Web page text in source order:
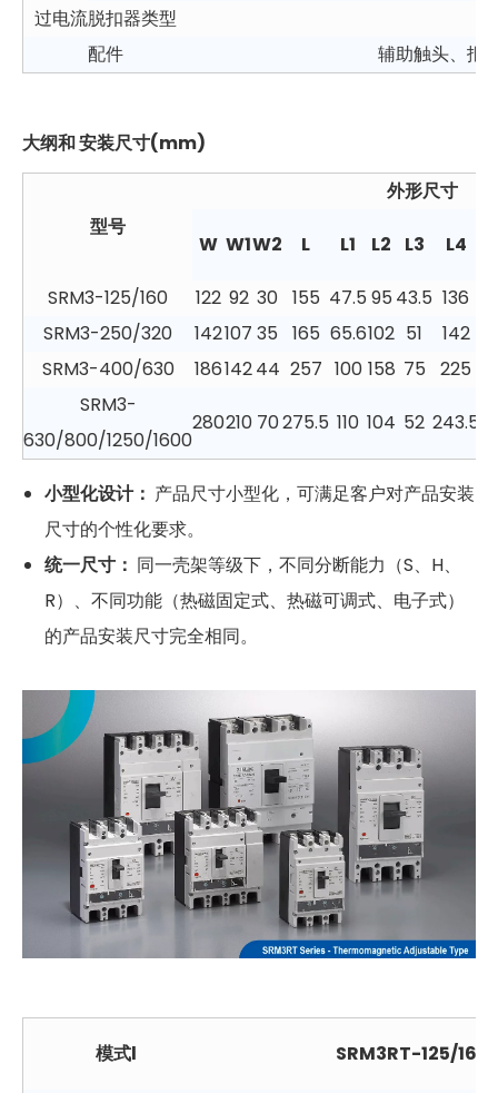
过电流脱扣器类型
配件
辅助触头、报
大纲和安装尺寸(mm)
型号
外形尺寸
W W1W2 L L1 L2 L3 L4
SRM3-125/160 122 92 30 155 47.5 95 43.5 136
SRM3-250/320
142107 35 165 65.6102 51 142
SRM3-400/630
18614244 257 100 158 75 225
SRM3-
630/800/1250/1600
280210 70275.5 110 104 52 243.5
小型化设计： 产品尺寸小型化，可满足客户对产品安装
尺寸的个性化要求。
统一尺寸： 同一壳架等级下，不同分断能力（S、H、
R）、不同功能（热磁固定式、热磁可调式、电子式）
的产品安装尺寸完全相同。
模式l SRM3RT-125/160